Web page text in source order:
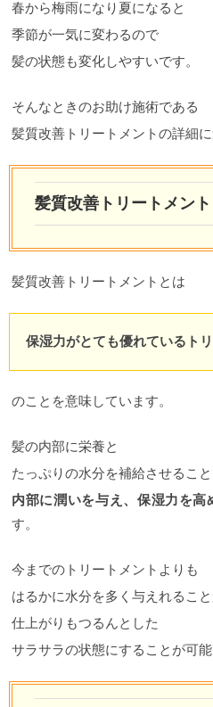
春から梅雨になり夏になると
季節が一気に変わるので
髪の状態も変化しやすいです。
そんなときのお助け施術である
髪質改善トリートメントの詳細に
髪質改善トリートメント
髪質改善トリートメントとは
保湿力がとても優れているト
のことを意味しています。
髪の内部に栄養と
たっぷりの水分を補給させるこ
内部に潤いを与え、保湿力を高
す。
今までのトリートメントよりも
はるかに水分を多く与えれるこ
仕上がりもつるんとした
サラサラの状態にすることが可能